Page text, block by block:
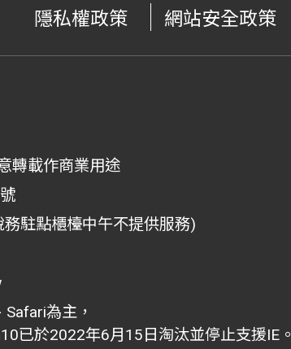
隱私權政策 網站安全政策
轉載作商業用途
駐點櫃檯中午不提供服務)
為主，
已於2022年6月15日淘汰並停止支援IE。